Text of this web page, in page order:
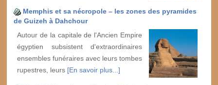
Memphis et sa nécropole – les zones des pyramides
de Guizeh à Dahchour
Autour de la capitale de l'Ancien Empire
égyptien subsistent d'extraordinaires
ensembles funéraires avec leurs tombes
rupestres, leurs [En savoir plus...]